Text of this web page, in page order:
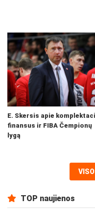
E. Skersis apie
finansus ir FIBA Čempionų
lygą
TOP naujienos